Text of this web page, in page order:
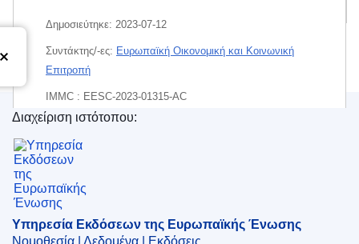
Δημοσιεύτηκε: 2023-07-12
Συντάκτης/-ες: Ευρωπαϊκή Οικονομική και Κοινωνική
Επιτροπή
IMMC : EESC-2023-01315-AC
EDITION : eda1cb83-5e67-11ee-9220-01aa75ed71a1
Υπηρεσία Εκδόσεων της Ευρωπαϊκής Ένωσης
Διαχείριση ιστότοπου:
Υπηρεσία Εκδόσεων της Ευρωπαϊκής Ένωσης
Νομοθεσία | Δεδομένα | Εκδόσεις